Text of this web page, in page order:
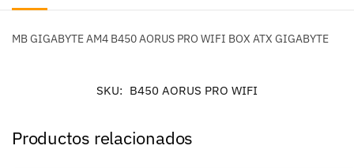
MB GIGABYTE AM4 B450 AORUS PRO WIFI BOX ATX GIGABYTE
SKU: B450 AORUS PRO WIFI
Productos relacionados